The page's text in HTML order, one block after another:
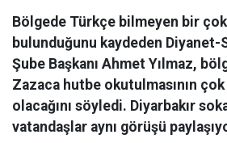
Bölgede Türkçe bilmeyen bir
bulunduğunu kaydeden Diyanet-
Şube Başkanı Ahmet Yılmaz,
Zazaca hutbe okutulmasının
olacağını söyledi. Diyarbakır
vatandaşlar aynı görüşü